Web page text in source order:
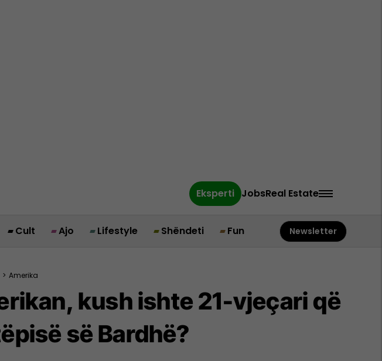
Eksperti JobsReal Estate
Cult Ajo Lifestyle Shëndeti Fun Newsletter
> Amerika
kush ishte 21-vjeçari që
së Bardhë?